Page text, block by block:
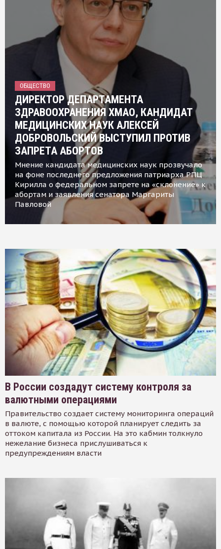
ОБЩЕСТВО
ДИРЕКТОР ДЕПАРТАМЕНТА
ЗДРАВООХРАНЕНИЯ ХМАО, КАНДИДАТ
МЕДИЦИНСКИХ НАУК АЛЕКСЕЙ
ДОБРОВОЛЬСКИЙ ВЫСТУПИЛ ПРОТИВ
ЗАПРЕТА АБОРТОВ
Мнение кандидата медицинских наук прозвучало
на фоне последнего предложения патриарха РПЦ
Кирилла о федеральном запрете на «склонение» к
абортам и заявления сенатора Маргариты
Павловой
В России создадут систему контроля за
валютными операциями
Правительство создает систему мониторинга операций
в валюте, с помощью которой планирует следить за
оттоком капитала из России. На это кабмин толкнуло
нежелание бизнеса прислушиваться к
предупреждениям власти